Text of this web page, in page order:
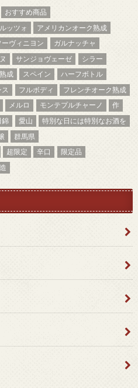
おすすめ商品
ッツォ
アメリカンオーク熟成
ヴィニヨン
ガルナッチャ
サンジョヴェーゼ
シラー
成 スペイン
ハーフボトル
フルボディ
フレンチオーク熟成
メルロ モンテプルチャーノ
作
錦 愛山
特別な日には特別なお酒を
群馬県
超限定 辛口
限定品